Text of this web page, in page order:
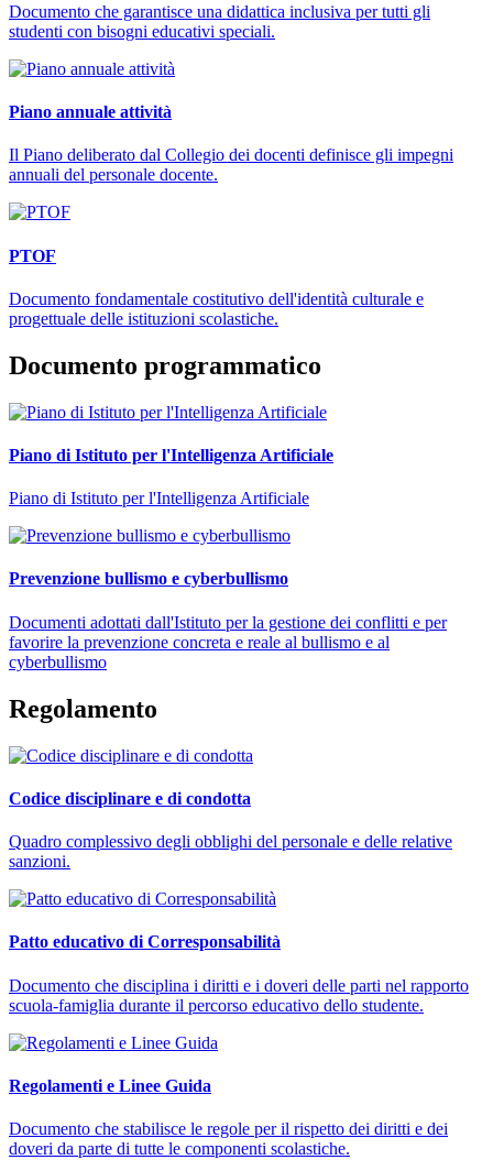
Documento che garantisce una didattica inclusiva per tutti gli
studenti con bisogni educativi speciali.
Piano annuale attività
Il Piano deliberato dal Collegio dei docenti definisce gli impegni
annuali del personale docente.
PTOF
Documento fondamentale costitutivo dell'identità culturale e
progettuale delle istituzioni scolastiche.
Documento programmatico
Piano di Istituto per l'Intelligenza Artificiale
Piano di Istituto per l'Intelligenza Artificiale
Prevenzione bullismo e cyberbullismo
Documenti adottati dall'Istituto per la gestione dei conflitti e per
favorire la prevenzione concreta e reale al bullismo e al
cyberbullismo
Regolamento
Codice disciplinare e di condotta
Quadro complessivo degli obblighi del personale e delle relative
sanzioni.
Patto educativo di Corresponsabilità
Documento che disciplina i diritti e i doveri delle parti nel rapporto
scuola-famiglia durante il percorso educativo dello studente.
Regolamenti e Linee Guida
Documento che stabilisce le regole per il rispetto dei diritti e dei
doveri da parte di tutte le componenti scolastiche.